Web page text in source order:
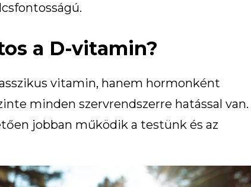
a D-vitamin?
vitamin, hanem hormonként
minden szervrendszerre hatással van.
jobban működik a testünk és az